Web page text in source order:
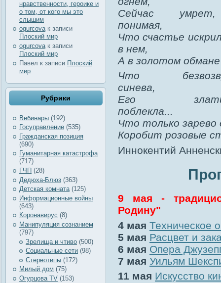
нравственности, героике и
о том, от кого мы это
слышим
ogurcovaк записи
Плоский мир
ogurcova к записи
Плоский мир
Павел к записи Плоский
мир
Рубрики
Вебинары (192)
Госуправление (535)
Гражданская позиция
(690)
Гуманитарная катастрофа
(717)
ГЧП (28)
Дедюха-Блюз (363)
Детская комната(125)
Информационные войны
(643)
Коронавирус (8)
Манипуляция сознанием
(797)
Зрелища и чтиво (500)
Социальные сети (98)
Стереотипы (172)
Милый дом (75)
Огурцова TV (153)
Сейчас
понимая,
Что счастье
в нем,
А в золотом
Что
синева,
Его
поблекла...
Что только зарево
Коробит розовые
Иннокентий
9 мая -
Родину"
4 мая Техническое
5 мая Расцвет и
6 мая Опера
7 мая Уильям
11 мая Искусство